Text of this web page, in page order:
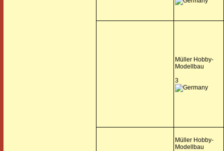
Müller Hobby-
Modellbau
3
Müller Hobby-
Modellbau